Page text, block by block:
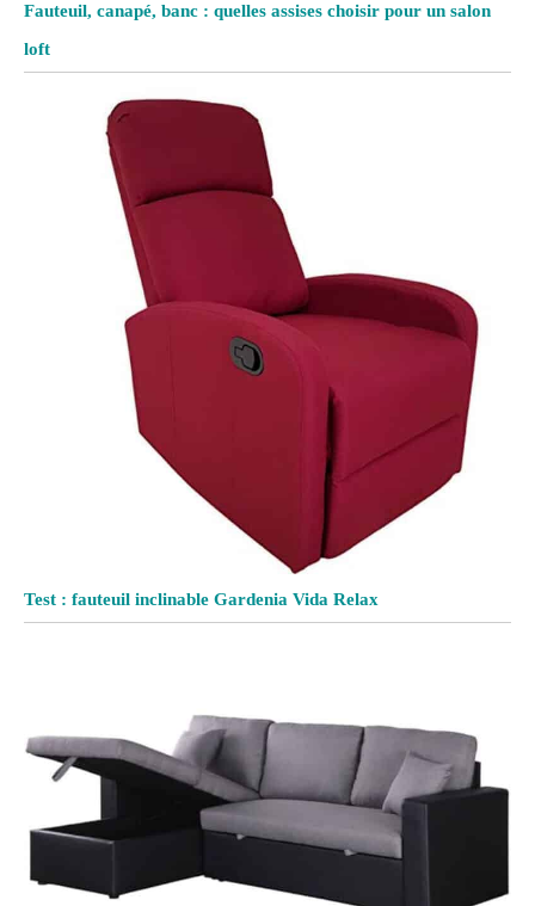
Fauteuil, canapé, banc : quelles assises choisir pour un salon
loft
Test : fauteuil inclinable Gardenia Vida Relax